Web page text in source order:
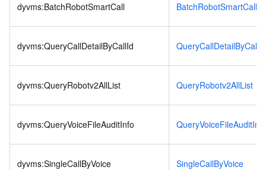
dyvms:BatchRobotSmartCall BatchRobotSmartCall
dyvms:QueryCallDetailByCallId QueryCallDetailByCallId
dyvms:QueryRobotv2AllList QueryRobotv2AllList
dyvms:QueryVoiceFileAuditInfo QueryVoiceFileAuditInfo
dyvms:SingleCallByVoice SingleCallByVoice